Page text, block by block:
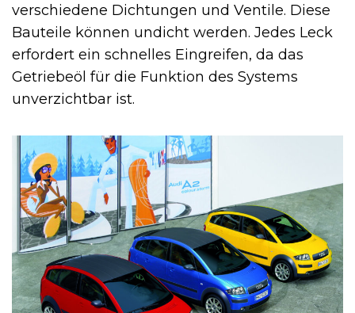
verschiedene Dichtungen und Ventile. Diese
Bauteile können undicht werden. Jedes Leck
erfordert ein schnelles Eingreifen, da das
Getriebeöl für die Funktion des Systems
unverzichtbar ist.